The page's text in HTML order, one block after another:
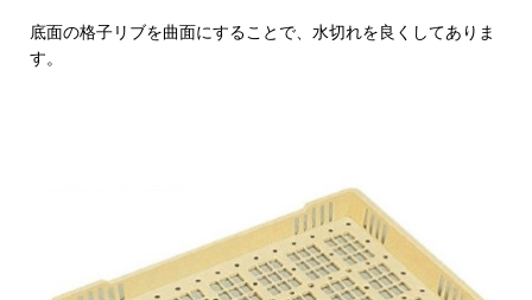
底面の格子リブを曲面にすることで、水切れを良くしてありま
す。